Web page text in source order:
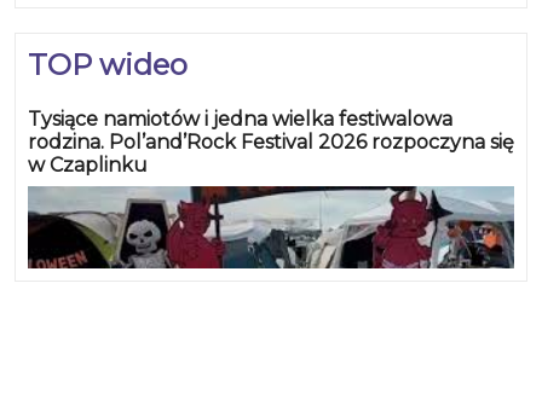
TOP wideo
Tysiące namiotów i jedna wielka festiwalowa
rodzina. Pol’and’Rock Festival 2026 rozpoczyna się
w Czaplinku